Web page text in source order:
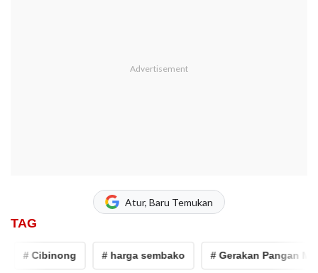
Atur, Baru Temukan
TAG
# Cibinong # harga sembako # Gerakan Pangan